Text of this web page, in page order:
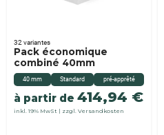
40 mm Standard pré-apprêté
Pack économique
combiné 40mm
à partir de414,94 €
inkl. 19% MwSt zzgl. Versandkosten
32 variantes